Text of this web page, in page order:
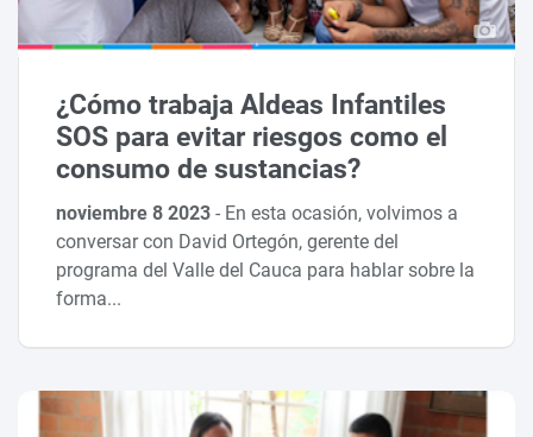
¿Cómo trabaja Aldeas Infantiles
SOS para evitar riesgos como el
consumo de sustancias?
noviembre 8 2023- En esta ocasión, volvimos a
conversar con David Ortegón, gerente del
programa del Valle del Cauca para hablar sobre la
forma...